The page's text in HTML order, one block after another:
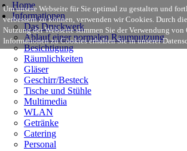
Home
Informationen
Das Druckwerk
Ablauf einer normalen Raumnutzung
Besichtigung
Räumlichkeiten
Gläser
Geschirr/Besteck
Tische und Stühle
Multimedia
WLAN
Getränke
Catering
Personal
Um unsere Webseite für Sie optimal zu gestalten und
verbessern zu können, verwenden wir Cookies. Durch
Nutzung der Webseite stimmen Sie der Verwendung von
Informationen zu Cookies erhalten Sie in unserer